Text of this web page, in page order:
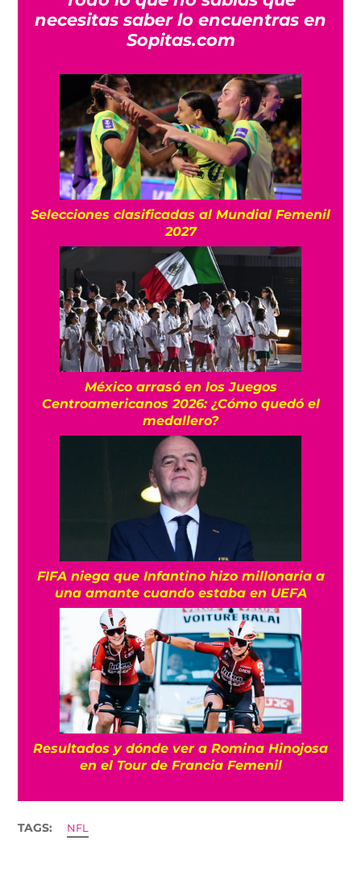
necesitas saber lo encuentras en
Sopitas.com
Selecciones clasificadas al Mundial Femenil
2027
México arrasó en los Juegos
Centroamericanos 2026: ¿Cómo quedó el
medallero?
FIFA niega que Infantino hizo millonaria a
una amante cuando estaba en UEFA
Resultados y dónde ver a Romina Hinojosa
en el Tour de Francia Femenil
TAGS: NFL